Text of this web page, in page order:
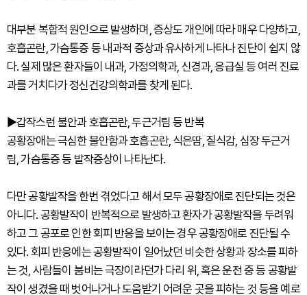
대부분 복합적 원인으로 발생하며, 증상도 개인에 따라 매우 다양하고,
호흡곤란, 가슴통증 등 내과적 증상과 유사하게 나타나 진단이 쉽지 않
다. 실제 많은 환자들이 내과, 가정의학과, 신경과, 응급실 등 여러 진료
과를 거치다가 정신건강의학과를 찾게 된다.
▶갑작스런 불안과 호흡곤란, 두근거림 등 반복
공황장애는 극심한 불안함과 호흡곤란, 식은땀, 질식감, 심장 두근거
림, 가슴통증 등 발작증상이 나타난다.
다만 공황발작을 한번 겪었다고 해서 모두 공황장애로 진단되는 것은
아니다. 공황발작이 반복적으로 발생하고 환자가 공황발작을 두려워
하고 그 공포로 인한 회피 반응을 보이는 경우 공황장애로 진단될 수
있다. 회피 반응에는 공황발작이 일어났던 비슷한 상황과 장소를 피하
는 것, 사람들이 붐비는 극장이라던가 다리 위, 혹은 운전 중 등 공황발
작이 생겼을 때 벗어나거나 도움받기 어려운 곳을 피하는 것 등을 예로